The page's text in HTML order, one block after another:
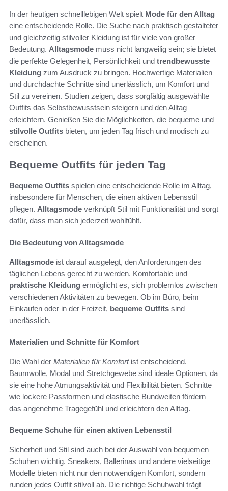
In der heutigen schnelllebigen Welt spielt Mode für den Alltag
eine entscheidende Rolle. Die Suche nach praktisch gestalteter
und gleichzeitig stilvoller Kleidung ist für viele von großer
Bedeutung. Alltagsmode muss nicht langweilig sein; sie bietet
die perfekte Gelegenheit, Persönlichkeit und trendbewusste
Kleidung zum Ausdruck zu bringen. Hochwertige Materialien
und durchdachte Schnitte sind unerlässlich, um Komfort und
Stil zu vereinen. Studien zeigen, dass sorgfältig ausgewählte
Outfits das Selbstbewusstsein steigern und den Alltag
erleichtern. Genießen Sie die Möglichkeiten, die bequeme und
stilvolle Outfits bieten, um jeden Tag frisch und modisch zu
erscheinen.
Bequeme Outfits für jeden Tag
Bequeme Outfits spielen eine entscheidende Rolle im Alltag,
insbesondere für Menschen, die einen aktiven Lebensstil
pflegen. Alltagsmode verknüpft Stil mit Funktionalität und sorgt
dafür, dass man sich jederzeit wohlfühlt.
Die Bedeutung von Alltagsmode
Alltagsmode ist darauf ausgelegt, den Anforderungen des
täglichen Lebens gerecht zu werden. Komfortable und
praktische Kleidung ermöglicht es, sich problemlos zwischen
verschiedenen Aktivitäten zu bewegen. Ob im Büro, beim
Einkaufen oder in der Freizeit, bequeme Outfits sind
unerlässlich.
Materialien und Schnitte für Komfort
Die Wahl der Materialien für Komfortist entscheidend.
Baumwolle, Modal und Stretchgewebe sind ideale Optionen, da
sie eine hohe Atmungsaktivität und Flexibilität bieten. Schnitte
wie lockere Passformen und elastische Bundweiten fördern
das angenehme Tragegefühl und erleichtern den Alltag.
Bequeme Schuhe für einen aktiven Lebensstil
Sicherheit und Stil sind auch bei der Auswahl von bequemen
Schuhen wichtig. Sneakers, Ballerinas und andere vielseitige
Modelle bieten nicht nur den notwendigen Komfort, sondern
runden jedes Outfit stilvoll ab. Die richtige Schuhwahl trägt